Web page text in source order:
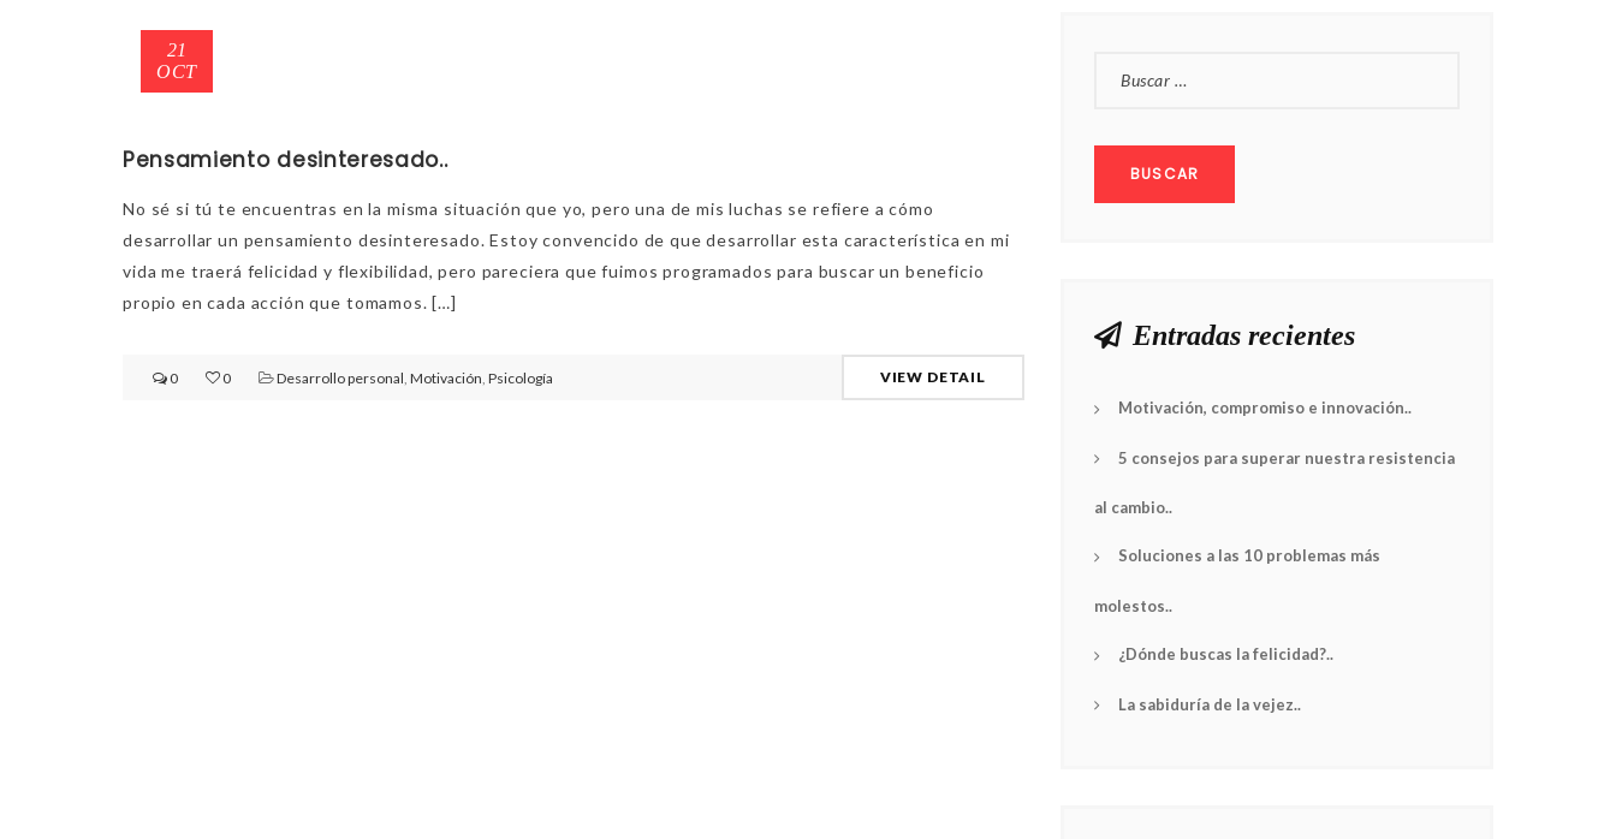
21
OCT
Pensamiento desinteresado..
No sé si tú te encuentras en la misma situación que yo, pero una de mis luchas se refiere a cómo
desarrollar un pensamiento desinteresado. Estoy convencido de que desarrollar esta característica en mi
vida me traerá felicidad y flexibilidad, pero pareciera que fuimos programados para buscar un beneficio
propio en cada acción que tomamos. […]
0 0 Desarrollo personal, Motivación, Psicología VIEW DETAIL
Entradas recientes
Motivación, compromiso e innovación..
5 consejos para superar nuestra resistencia
al cambio..
Soluciones a las 10 problemas más
molestos..
¿Dónde buscas la felicidad?..
La sabiduría de la vejez..